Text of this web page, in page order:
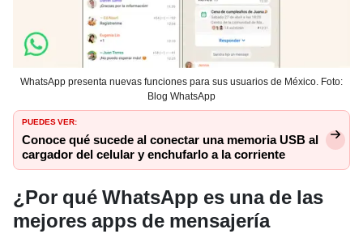
WhatsApp presenta nuevas funciones para sus usuarios de México. Foto:
Blog WhatsApp
PUEDES VER:
Conoce qué sucede al conectar una memoria USB al
cargador del celular y enchufarlo a la corriente
¿Por qué WhatsApp es una de las
mejores apps de mensajería